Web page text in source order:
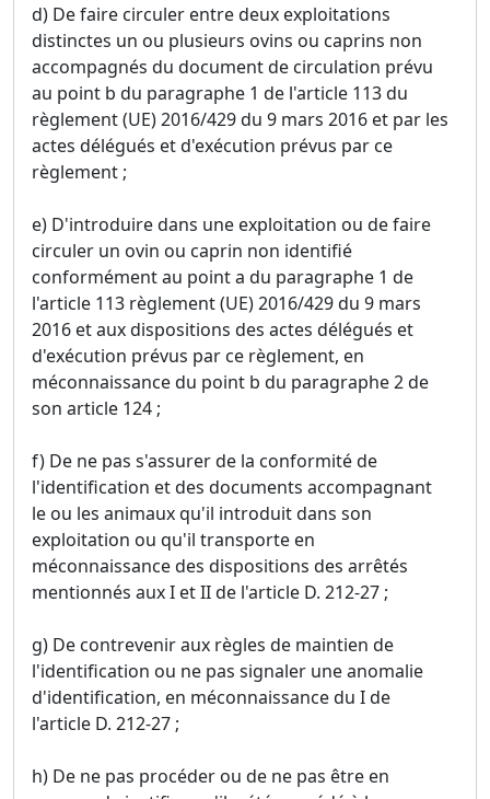
d) De faire circuler entre deux exploitations
distinctes un ou plusieurs ovins ou caprins non
accompagnés du document de circulation prévu
au point b du paragraphe 1 de l'article 113 du
règlement (UE) 2016/429 du 9 mars 2016 et par les
actes délégués et d'exécution prévus par ce
règlement ;
e) D'introduire dans une exploitation ou de faire
circuler un ovin ou caprin non identifié
conformément au point a du paragraphe 1 de
l'article 113 règlement (UE) 2016/429 du 9 mars
2016 et aux dispositions des actes délégués et
d'exécution prévus par ce règlement, en
méconnaissance du point b du paragraphe 2 de
son article 124 ;
f) De ne pas s'assurer de la conformité de
l'identification et des documents accompagnant
le ou les animaux qu'il introduit dans son
exploitation ou qu'il transporte en
méconnaissance des dispositions des arrêtés
mentionnés aux I et II de l'article D. 212-27 ;
g) De contrevenir aux règles de maintien de
l'identification ou ne pas signaler une anomalie
d'identification, en méconnaissance du I de
l'article D. 212-27 ;
h) De ne pas procéder ou de ne pas être en